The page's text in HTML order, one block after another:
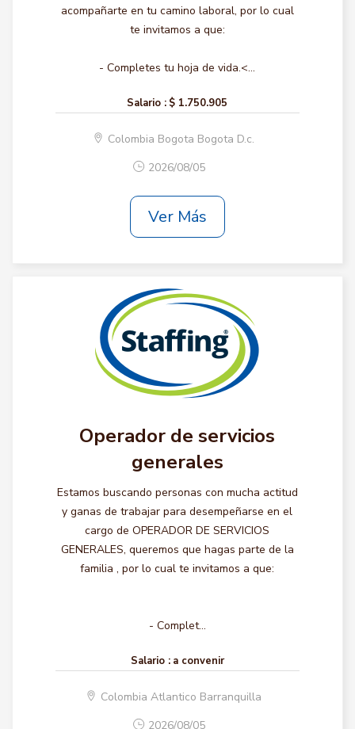
acompañarte en tu camino laboral, por lo cual
te invitamos a que:
- Completes tu hoja de vida.<...
Salario : $ 1.750.905
Colombia Bogota Bogota D.c.
2026/08/05
Ver Más
Operador de servicios
generales
Estamos buscando personas con mucha actitud
y ganas de trabajar para desempeñarse en el
cargo de OPERADOR DE SERVICIOS
GENERALES, queremos que hagas parte de la
familia , por lo cual te invitamos a que:
- Complet...
Salario : a convenir
Colombia Atlantico Barranquilla
2026/08/05